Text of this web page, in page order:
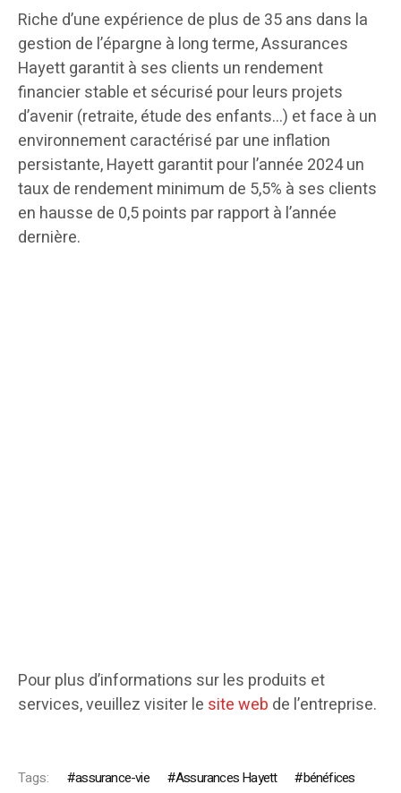
Riche d’une expérience de plus de 35 ans dans la
gestion de l’épargne à long terme, Assurances
Hayett garantit à ses clients un rendement
financier stable et sécurisé pour leurs projets
d’avenir (retraite, étude des enfants…) et face à un
environnement caractérisé par une inflation
persistante, Hayett garantit pour l’année 2024 un
taux de rendement minimum de 5,5% à ses clients
en hausse de 0,5 points par rapport à l’année
dernière.
Pour plus d’informations sur les produits et
services, veuillez visiter le site web de l’entreprise.
Tags: assurance-vie Assurances Hayett
bénéfices